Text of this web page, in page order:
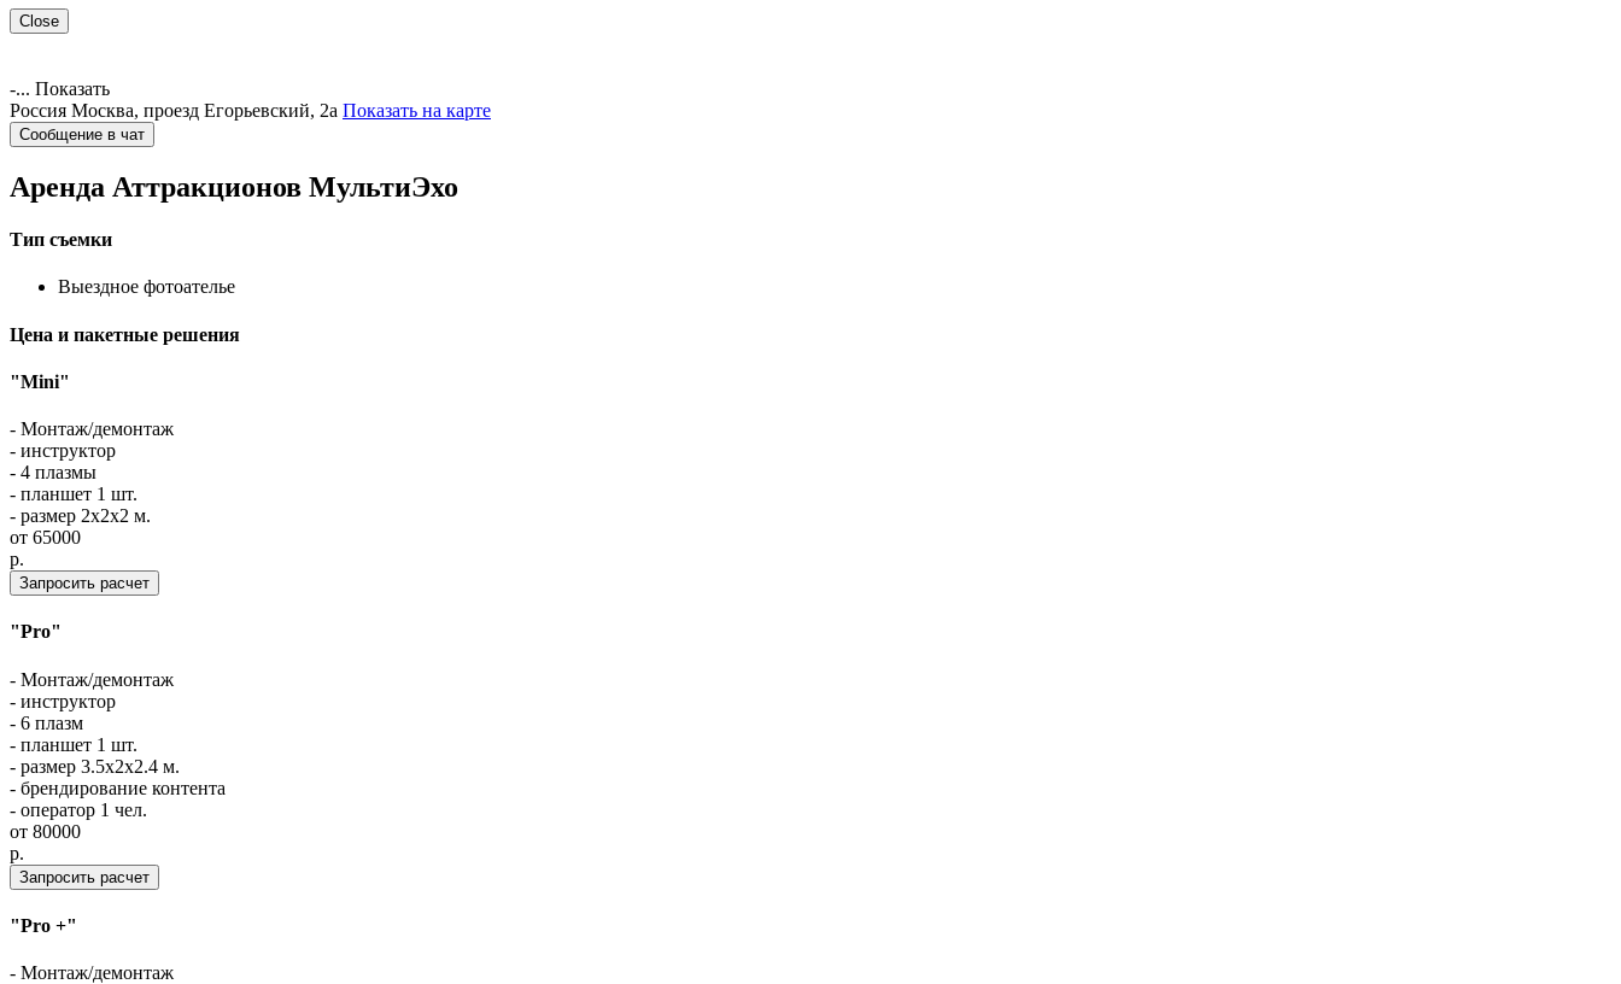
Close
-... Показать
Россия Москва, проезд Егорьевский, 2а Показать на карте
Сообщение в чат
Аренда Аттракционов МультиЭхо
Тип съемки
Выездное фотоателье
Цена и пакетные решения
"Mini"
- Монтаж/демонтаж
- инструктор
- 4 плазмы
- планшет 1 шт.
- размер 2x2x2 м.
от 65000
p.
Запросить расчет
"Pro"
- Монтаж/демонтаж
- инструктор
- 6 плазм
- планшет 1 шт.
- размер 3.5x2x2.4 м.
- брендирование контента
- оператор 1 чел.
от 80000
p.
Запросить расчет
"Pro +"
- Монтаж/демонтаж